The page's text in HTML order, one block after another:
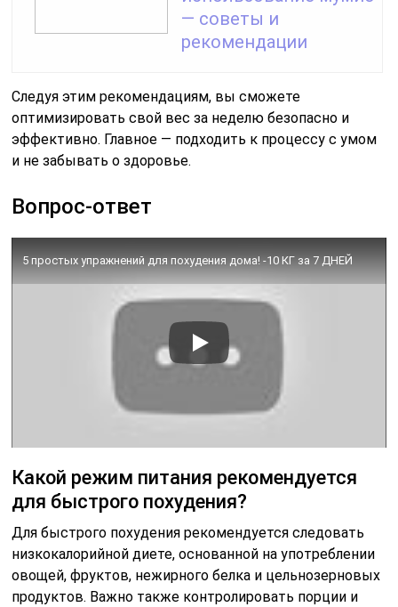
— советы и
рекомендации
Следуя этим рекомендациям, вы сможете
оптимизировать свой вес за неделю безопасно и
эффективно. Главное — подходить к процессу с умом
и не забывать о здоровье.
Вопрос-ответ
5 простых упражнений для похудения дома! -10 КГ за 7 ДНЕЙ
Какой режим питания рекомендуется
для быстрого похудения?
Для быстрого похудения рекомендуется следовать
низкокалорийной диете, основанной на употреблении
овощей, фруктов, нежирного белка и цельнозерновых
продуктов. Важно также контролировать порции и